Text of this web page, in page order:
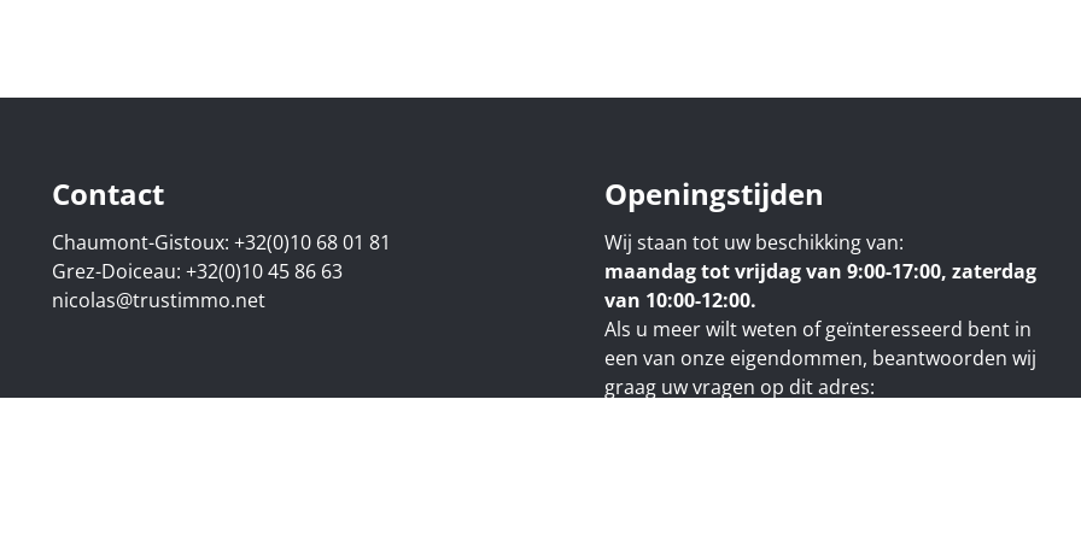
Contact
Chaumont-Gistoux: +32(0)10 68 01 81
Grez-Doiceau: +32(0)10 45 86 63
nicolas@trustimmo.net
Openingstijden
Wij staan tot uw beschikking van:
maandag tot vrijdag van 9:00-17:00, zaterdag
van 10:00-12:00.
Als u meer wilt weten of geïnteresseerd bent in
een van onze eigendommen, beantwoorden wij
graag uw vragen op dit adres: